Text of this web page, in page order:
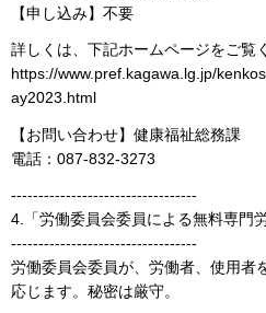
【申し込み】不要
詳しくは、下記ホームページをご覧
https://www.pref.kagawa.lg.jp/
ay2023.html
【お問い合わせ】健康福祉総務課
電話：087-832-3273
----------------------------------
4.「労働委員会委員による無料専門
----------------------------------
労働委員会委員が、労働者、使用者
応じます。秘密は厳守。